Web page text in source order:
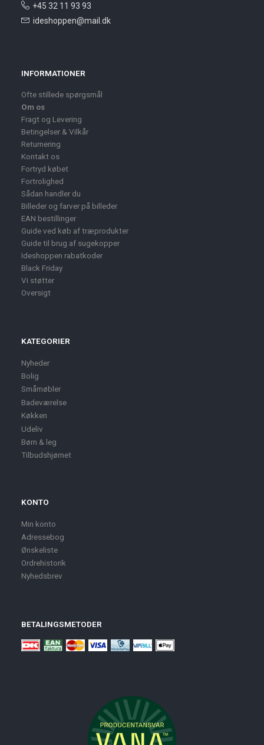
+45 32 11 93 93
ideshoppen@mail.dk
INFORMATIONER
Ofte stillede spørgsmål
Om os
Fragt og Levering
Betingelser & Vilkår
Returnering
Kontakt os
Fortryd købet
Fortrolighed
Sådan handler du
Billeder og farver på billeder
EAN bestillinger
Guide ved køb af træprodukter
Guide til brug af sugekopper
Ideshoppen rabatkoder
Black Friday
Vi støtter
Oversigt
KATEGORIER
Nyheder
Bolig
Småmøbler
Badeværelse
Køkken
Udeliv
Børn & leg
Tilbudshjørnet
KONTO
Min konto
Adressebog
Ønskeliste
Ordrehistorik
Nyhedsbrev
BETALINGSMETODER